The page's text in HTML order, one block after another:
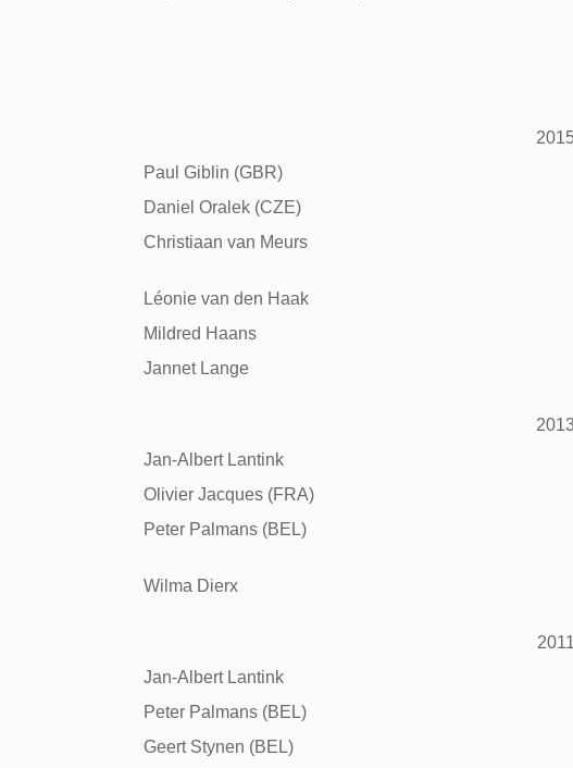
Paul Giblin (GBR)
Daniel Oralek (CZE)
Christiaan van Meurs
Léonie van den Haak
Mildred Haans
Jannet Lange
Jan-Albert Lantink
Olivier Jacques (FRA)
Peter Palmans (BEL)
Wilma Dierx
2011
Jan-Albert Lantink
Peter Palmans (BEL)
Geert Stynen (BEL)